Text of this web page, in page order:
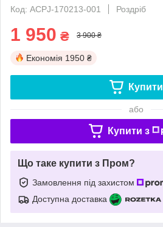
Код: ACPJ-170213-001
Роздріб
1 950 ₴ 3 900 ₴
Економія 1950 ₴
Купити
або
Купити з
Що таке купити з Пром?
Замовлення під захистом
Доступна доставка